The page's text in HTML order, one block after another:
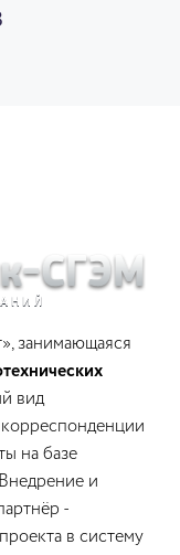
занимающаяся
вид
корреспонденции
на базе
и
-
в систему